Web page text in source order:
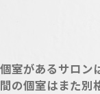
個室があるサロン
間の個室はまた別